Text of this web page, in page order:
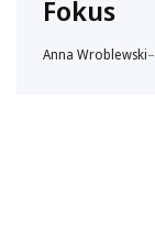
Fokus
Anna Wroblewski–